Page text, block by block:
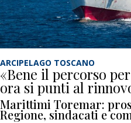
ARCIPELAGO TOSCANO
«Bene il percorso
ora si punti al
Marittimi Toremar:
Regione, sindacati e